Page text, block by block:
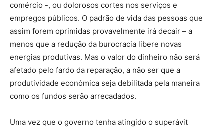
comércio -, ou dolorosos cortes nos serviços e
empregos públicos. O padrão de vida das pessoas que
assim forem oprimidas provavelmente irá decair – a
menos que a redução da burocracia libere novas
energias produtivas. Mas o valor do dinheiro não será
afetado pelo fardo da reparação, a não ser que a
produtividade econômica seja debilitada pela maneira
como os fundos serão arrecadados.
Uma vez que o governo tenha atingido o superávit